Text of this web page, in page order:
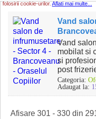
folosirii cookie-urilor.Aflati mai multe...
Vand
Vand
mobilat si
si
post
Categoria:
Adaugat la:
Afisare 301 - 330 din